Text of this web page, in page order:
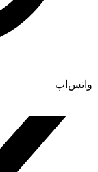
واتس‌اپ